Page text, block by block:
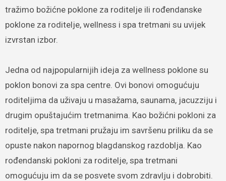
tražimo božićne poklone za roditelje ili rođendanske
poklone za roditelje, wellness i spa tretmani su uvijek
izvrstan izbor.
Jedna od najpopularnijih ideja za wellness poklone su
poklon bonovi za spa centre. Ovi bonovi omogućuju
roditeljima da uživaju u masažama, saunama, jacuzziju i
drugim opuštajućim tretmanima. Kao božićni pokloni za
roditelje, spa tretmani pružaju im savršenu priliku da se
opuste nakon napornog blagdanskog razdoblja. Kao
rođendanski pokloni za roditelje, spa tretmani
omogućuju im da se posvete svom zdravlju i dobrobiti.